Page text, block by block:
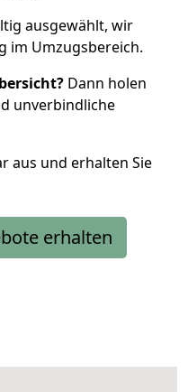
ausgewählt, wir
im Umzugsbereich.
Dann holen
unverbindliche
aus und erhalten Sie
erhalten